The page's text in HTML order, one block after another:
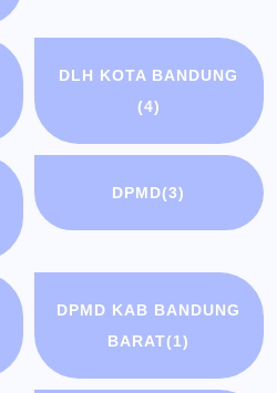
DLH KOTA BANDUNG
(4)
DPMD(3)
DPMD KAB BANDUNG
BARAT(1)